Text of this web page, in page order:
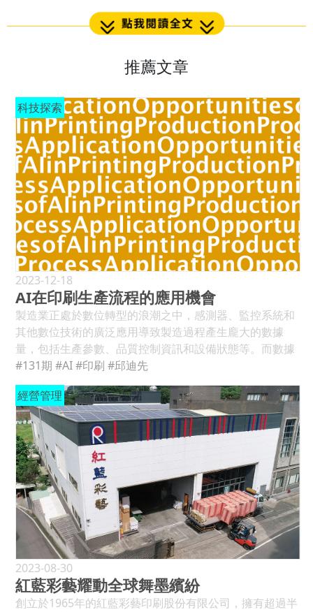
推薦文章
科技探索
2023-12-18
AI在印刷生產流程的應用機會
製造業正處於數位轉型的浪潮之中，感測器、監控系統和
其他數位技術的廣泛應用導致製造過程產生龐大的數據
量，包括生產參數、品質控制資訊和設備狀態等。而數據
的蓬勃發展為機器學習技術提供豐富的基礎，使得製造商
能夠透過模組學習並預測生產狀態、檢測缺陷，以及優化
整個生產流程。 AI崛起與印刷應用機會 而製造業也為了因
應全球市場競爭的壓力，迫切需要提高生產效率和品質，
在這個背景下，智慧工廠的應用需求如機器人、AI(人工智
慧)和自動化設備成為實現目標的有效途徑；智慧工廠的需
求在透過雲端架構與AI運算的服務基礎上，與生產端地物
聯網(IoT)及網宇實體系統(Cyber-Physical System，英文
簡稱CPS，或稱虛實整合系統)的搭配呼應，使工廠端能夠
完成實時監控設備狀態、產品運輸狀況，並進行預測性維
護和即時調整。 隨著消費者對個性化產品的需求不斷攀
升，製造業迎來更靈活和高效生產方式的挑戰。AI在生產
計劃和排程中的應用，使得製造業能夠更靈活地適應市場
變化，實現客製化生產作業。最終，成本壓力和資源效能
的考量推動製造業積極尋求AI技術的應用，以降低能源消
#131期 #AI#印刷 #邱迪先
經營管理
2023-08-30
紅藍彩藝耀動全球舞墨繽紛
創立於1965年的紅藍彩藝印刷股份有限公司，擁有超過半